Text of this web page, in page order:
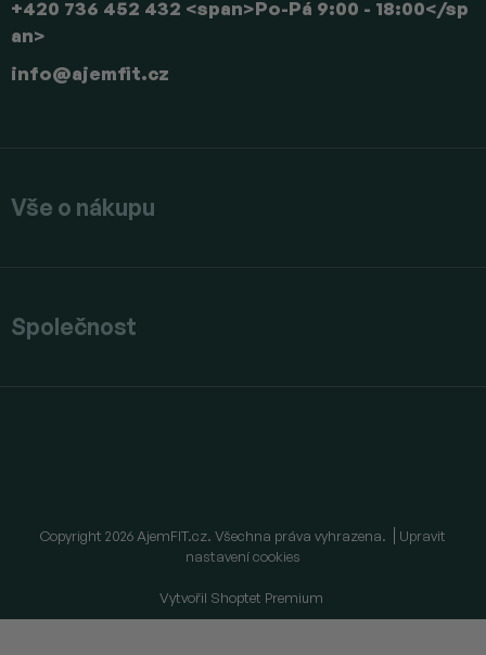
info@ajemfit.cz
+420 736 452 432 <span>Po-Pá 9:00 - 18:00</sp
an>
Vše o nákupu
Společnost
Vytvořil Shoptet Premium
Copyright 2026 AjemFIT.cz. Všechna práva vyhrazena.
Upravit
nastavení cookies